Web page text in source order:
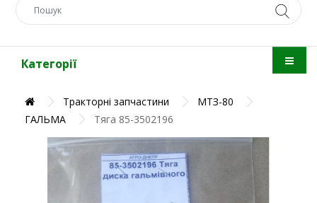
Категорії
Тракторні запчастини
МТЗ-80
ГАЛЬМА
Тяга 85-3502196